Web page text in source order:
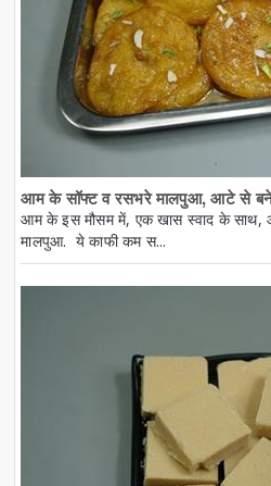
आम के सॉफ्ट व रसभरे मालपुआ, आटे से
आम के इस मौसम में, एक खास स्वाद के
मालपुआ. ये काफी कम स...